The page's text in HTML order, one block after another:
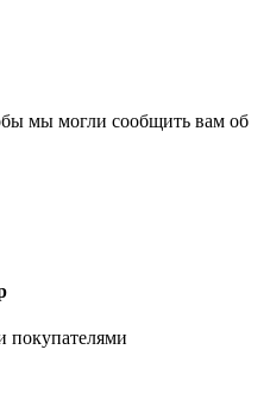
мы могли сообщить вам об
покупателями